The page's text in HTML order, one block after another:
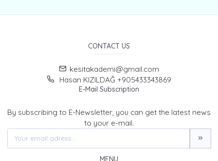
CONTACT US
kesitakademi@gmail.com
Hasan KIZILDAĞ +905433343869
E-Mail Subscription
By subscribing to E-Newsletter, you can get the latest news
to your e-mail.
MENU